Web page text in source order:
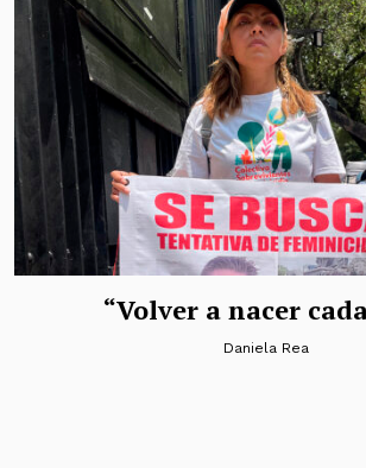
“Volver a nacer
Daniela Rea